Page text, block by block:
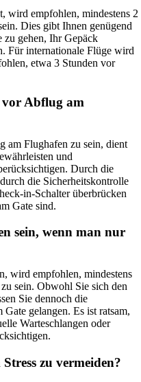
wird empfohlen, mindestens 2
Dies gibt Ihnen genügend
zu gehen, Ihr Gepäck
Für internationale Flüge wird
etwa 3 Stunden vor
vor Abflug am
am Flughafen zu sein, dient
und
Durch die
die Sicherheitskontrolle
in-Schalter überbrücken
Gate sind.
sein, wenn man nur
wird empfohlen, mindestens
sein. Obwohl Sie sich den
Sie dennoch die
gelangen. Es ist ratsam,
Warteschlangen oder
zu vermeiden?